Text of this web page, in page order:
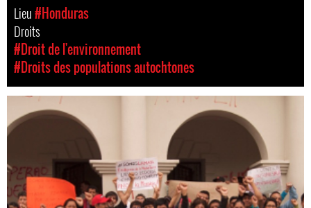
Lieu#Honduras
Droits
#Droit de l'environnement
#Droits des populations autochtones